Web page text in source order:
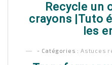
Recycle un
crayons |Tuto
les
- Catégories :Astuces